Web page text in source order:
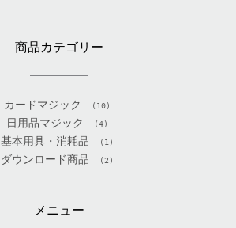
商品カテゴリー
カードマジック (10)
日用品マジック (4)
基本用具・消耗品 (1)
ダウンロード商品 (2)
メニュー